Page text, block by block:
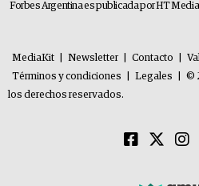
Forbes Argentina es publicada por HT Media
MediaKit Newsletter Contacto
Términos y condiciones
Legales
©
los derechos reservados.